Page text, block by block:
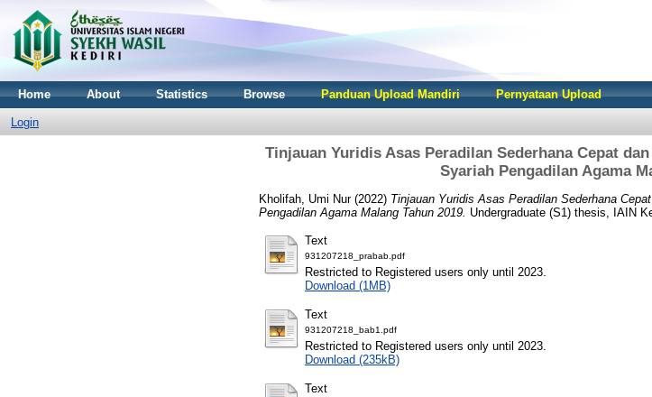
Home About Statistics Browse Panduan Upload Mandiri Pernyataan Upload
Login
Tinjauan Yuridis Asas Peradilan Sederhana Cepat
Syariah Pengadilan Agama
Kholifah, Umi Nur(2022) Tinjauan Yuridis Asas Peradilan Sederhana
Pengadilan Agama Malang Tahun 2019. Undergraduate (S1) thesis, IAIN
Text
931207218_prabab.pdf
Restricted to Registered users only until 2023.
Download (1MB)
Text
931207218_bab1.pdf
Restricted to Registered users only until 2023.
Download (235kB)
Text